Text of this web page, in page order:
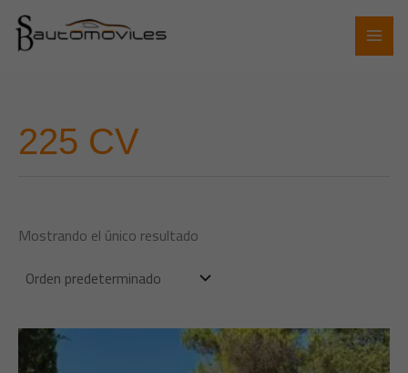
contenido
225 CV
Mostrando el único resultado